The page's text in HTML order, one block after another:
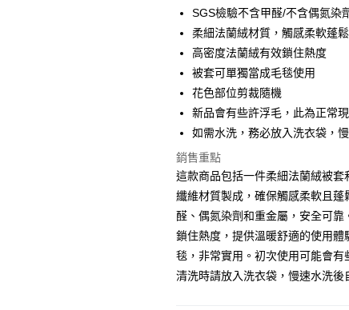
悠遊付
全盈+PAY
ATM付款
運送方式
全家取貨付款
每筆NT$60，滿NT$599(含以上)
離島-全家取貨付款
每筆NT$60
付款後全家取貨
每筆NT$60，滿NT$599(含以上)
SGS檢驗不含甲醛/不含偶氮染
柔細法蘭絨材質，觸感柔軟蓬鬆
高密度法蘭絨有效鎖住熱度
被套可單獨當成毛毯使用
花色部位剪裁隨機
新品會有些許浮毛，此為正常
如需水洗，務必放入洗衣袋，
銷售重點
這款商品包括一件柔細法蘭絨被
纖維材質製成，確保觸感柔軟且
醛、偶氮染劑和重金屬，安全可
鎖住熱度，提供溫暖舒適的使用
毯，非常實用。初次使用可能會有
清洗時請放入洗衣袋，慢速水洗後